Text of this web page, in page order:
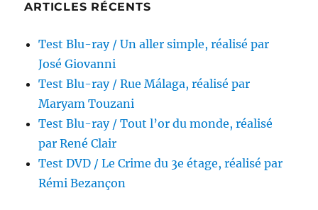
ARTICLES RÉCENTS
Test Blu-ray / Un aller simple, réalisé par
José Giovanni
Test Blu-ray / Rue Málaga, réalisé par
Maryam Touzani
Test Blu-ray / Tout l’or du monde, réalisé
par René Clair
Test DVD / Le Crime du 3e étage, réalisé par
Rémi Bezançon